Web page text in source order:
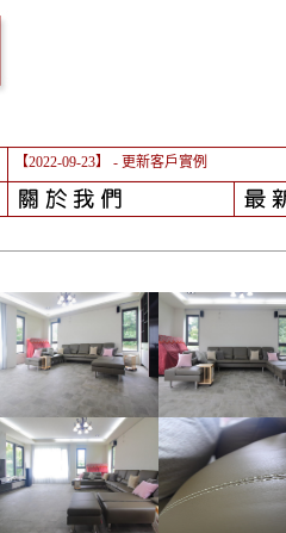
【2022-09-23】 - 更新客戶實例